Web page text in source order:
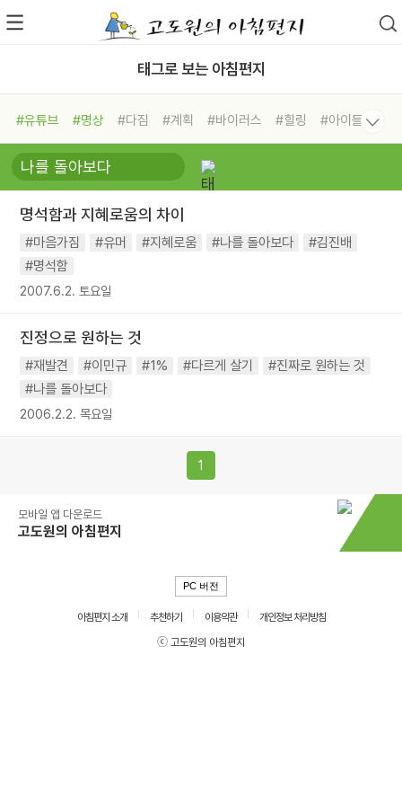
태그로 보는 아침편지
#유튜브 #명상 #다짐 #계획 #바이러스 #힐링
#아이들
#비전캠프
#독서캠프 #삶
#희망
#나눔 #친구 #링컨학교
#독서
#건강 #면역력
명석함과 지혜로움의 차이
#마음가짐 #유머 #지혜로움 #나를 돌아보다
#김진배
#명석함
2007.6.2. 토요일
진정으로 원하는 것
#재발견 #이민규 #1% #다르게 살기
#진짜로 원하는 것
#나를 돌아보다
2006.2.2. 목요일
1
모바일 앱 다운로드
고도원의 아침편지
PC 버전
아침편지 소개 추천하기 이용약관
개인정보 처리방침
ⓒ 고도원의 아침편지